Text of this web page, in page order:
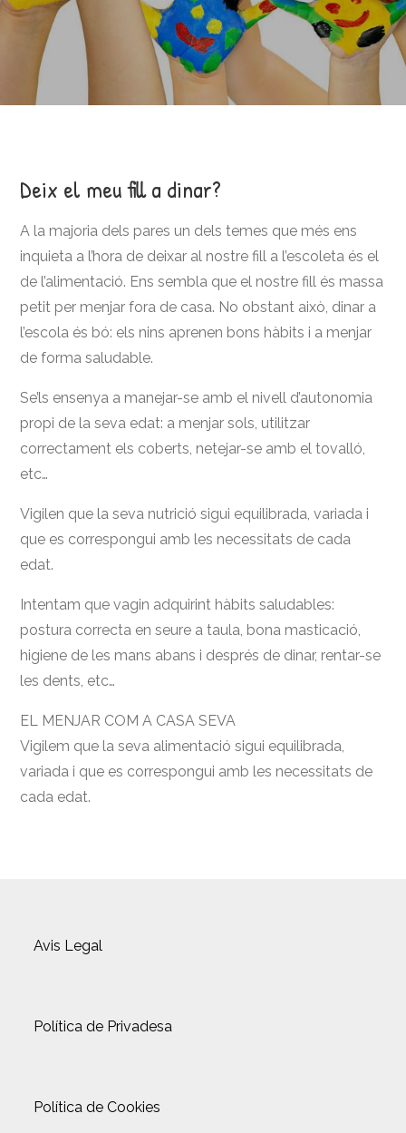
Deix el meu fill a dinar?
A la majoria dels pares un dels temes que més ens
inquieta a l’hora de deixar al nostre fill a l’escoleta és el
de l’alimentació. Ens sembla que el nostre fill és massa
petit per menjar fora de casa. No obstant això, dinar a
l’escola és bó: els nins aprenen bons hàbits i a menjar
de forma saludable.
Se’ls ensenya a manejar-se amb el nivell d’autonomia
propi de la seva edat: a menjar sols, utilitzar
correctament els coberts, netejar-se amb el tovalló,
etc…
Vigilen que la seva nutrició sigui equilibrada, variada i
que es correspongui amb les necessitats de cada
edat.
Intentam que vagin adquirint hàbits saludables:
postura correcta en seure a taula, bona masticació,
higiene de les mans abans i després de dinar, rentar-se
les dents, etc…
EL MENJAR COM A CASA SEVA
Vigilem que la seva alimentació sigui equilibrada,
variada i que es correspongui amb les necessitats de
cada edat.
Avis Legal
Política de Privadesa
Política de Cookies